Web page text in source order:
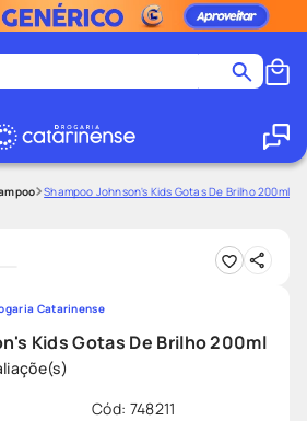
Shampoo Johnson's Kids Gotas De Brilho 200ml
Kids Gotas De Brilho 200ml
Cód: 748211
Catarinense